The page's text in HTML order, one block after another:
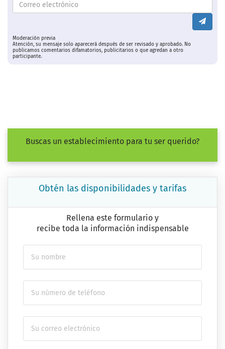
Moderación previa
Atención, su mensaje solo aparecerá después de ser revisado y aprobado. No
publicamos comentarios difamatorios, publicitarios o que agredan a otro
participante.
Buscas un establecimiento para tu ser querido?
Obtén las disponibilidades y tarifas
Rellena este formulario y
recibe toda la información indispensable